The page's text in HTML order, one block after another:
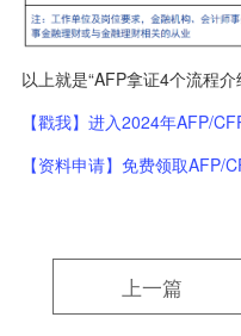
以上就是“AFP拿证4个流程
【戳我】进入2024年AFP/
【资料申请】免费领取AFP/
上一篇